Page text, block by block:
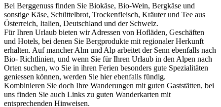
Bei Berggenuss finden Sie Biokäse, Bio-Wein, Bergkäse und
sonstige Käse, Schüttelbrot, Trockenfleisch, Kräuter und Tee aus
Österreich, Italien, Deutschland und der Schweiz.
Für Ihren Urlaub bieten wir Adressen von Hofläden, Geschäften
und Hotels, bei denen Sie Bergprodukte mit regionaler Herkunft
erhalten. Auf mancher Alm und Alp arbeitet der Senn ebenfalls nach
Bio- Richtlinien, und wenn Sie für Ihren Urlaub in den Alpen nach
Orten suchen, wo Sie in ihren Ferien besonders gute Spezialitäten
geniessen können, werden Sie hier ebenfalls fündig.
Kombinieren Sie doch Ihre Wanderungen mit guten Gaststätten, bei
uns finden Sie auch Links zu guten Wanderkarten mit
entsprechenden Hinweisen.